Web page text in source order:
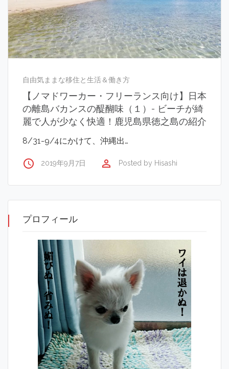
自由気ままな移住と生活＆働き方
【ノマドワーカー・フリーランス向け】日本
の離島バカンスの醍醐味（１）- ビーチが綺
麗で人が少なく快適！鹿児島県徳之島の紹介
8/31-9/4にかけて、沖縄出…
access_time 2019年9月7日 perm_identity Posted by Hisashi
プロフィール